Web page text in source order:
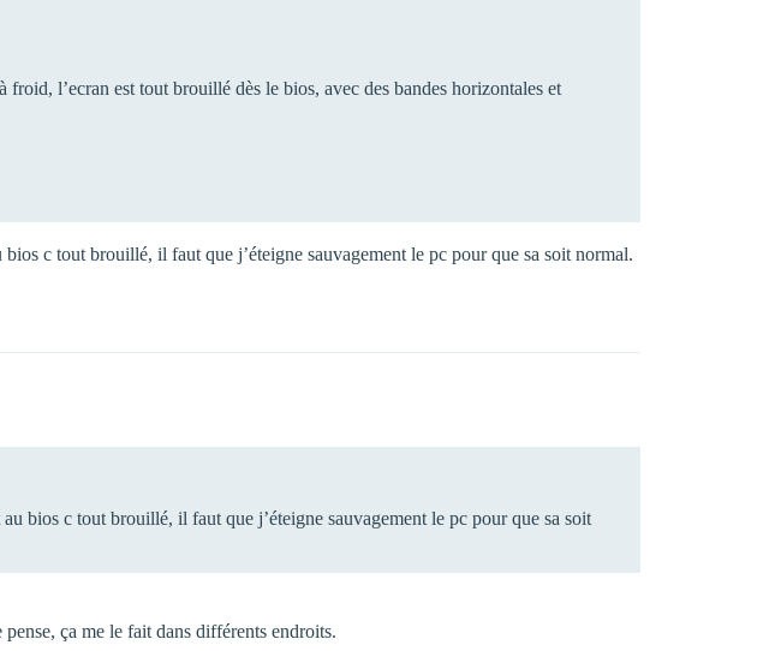
l’ecran est tout brouillé dès le bios, avec des bandes horizontales et
c tout brouillé, il faut que j’éteigne sauvagement le pc pour que sa soit normal.
bios c tout brouillé, il faut que j’éteigne sauvagement le pc pour que sa soit
ça me le fait dans différents endroits.